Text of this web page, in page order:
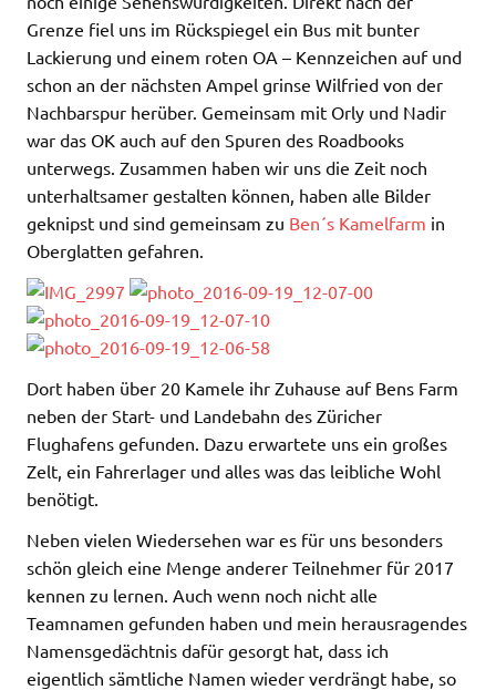
Grenze fiel uns im Rückspiegel ein Bus mit bunter
Lackierung und einem roten OA – Kennzeichen auf und
schon an der nächsten Ampel grinse Wilfried von der
Nachbarspur herüber. Gemeinsam mit Orly und Nadir
war das OK auch auf den Spuren des Roadbooks
unterwegs. Zusammen haben wir uns die Zeit noch
unterhaltsamer gestalten können, haben alle Bilder
geknipst und sind gemeinsam zu Ben´s Kamelfarm in
Oberglatten gefahren.
Dort haben über 20 Kamele ihr Zuhause auf Bens Farm
neben der Start- und Landebahn des Züricher
Flughafens gefunden. Dazu erwartete uns ein großes
Zelt, ein Fahrerlager und alles was das leibliche Wohl
benötigt.
Neben vielen Wiedersehen war es für uns besonders
schön gleich eine Menge anderer Teilnehmer für 2017
kennen zu lernen. Auch wenn noch nicht alle
Teamnamen gefunden haben und mein herausragendes
Namensgedächtnis dafür gesorgt hat, dass ich
eigentlich sämtliche Namen wieder verdrängt habe, so